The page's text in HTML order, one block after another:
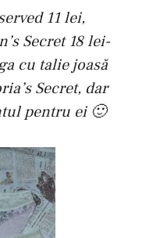
11 lei,
Secret 18 lei-
cu talie joasă
Secret, dar
pentru ei 🙂